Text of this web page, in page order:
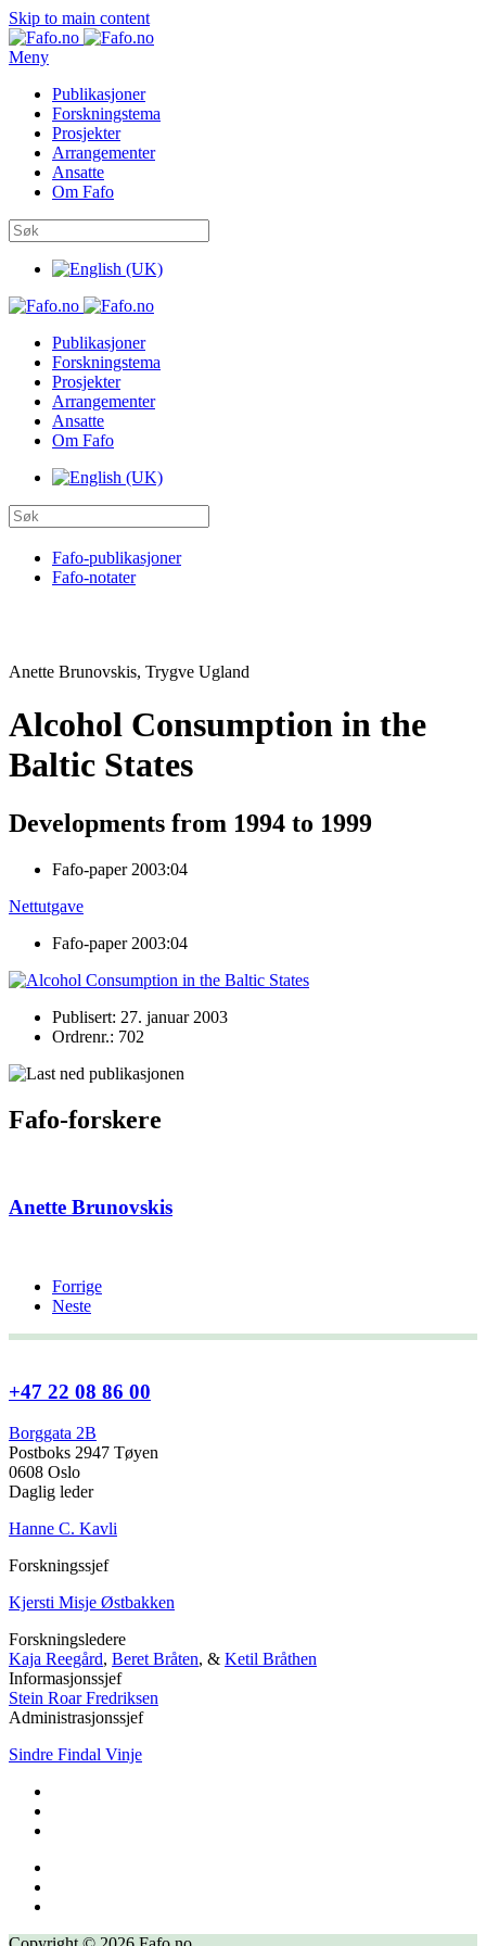
Skip to main content
Meny
Publikasjoner
Forskningstema
Prosjekter
Arrangementer
Ansatte
Om Fafo
Publikasjoner
Forskningstema
Prosjekter
Arrangementer
Ansatte
Om Fafo
Fafo-publikasjoner
Fafo-notater
Anette Brunovskis, Trygve Ugland
Alcohol Consumption in the
Baltic States
Developments from 1994 to 1999
Fafo-paper 2003:04
Nettutgave
Fafo-paper 2003:04
Publisert: 27. januar 2003
Ordrenr.: 702
Fafo-forskere
Anette Brunovskis
Forrige
Neste
+47 22 08 86 00
Borggata 2B
Postboks 2947 Tøyen
0608 Oslo
Daglig leder
Hanne C. Kavli
Forskningssjef
Kjersti Misje Østbakken
Forskningsledere
Kaja Reegård, Beret Bråten, & Ketil Bråthen
Informasjonssjef
Stein Roar Fredriksen
Administrasjonssjef
Sindre Findal Vinje